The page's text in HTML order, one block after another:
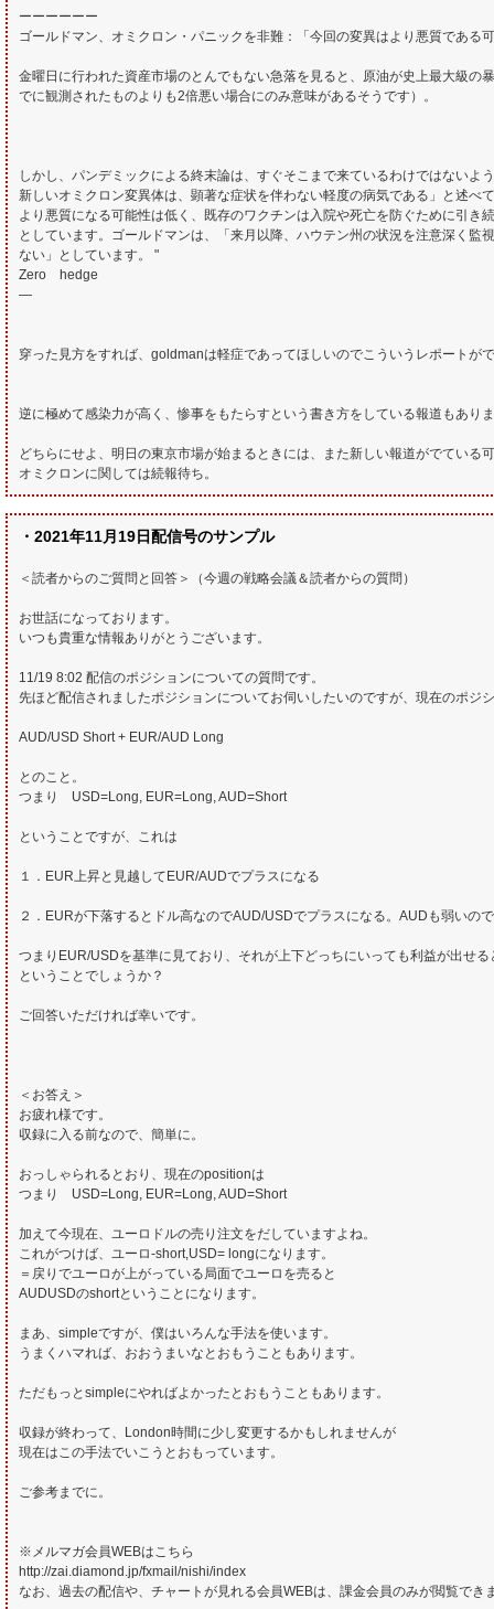
ーーーーーー
ゴールドマン、オミクロン・パニックを非難：「今回の変異はより悪質である
金曜日に行われた資産市場のとんでもない急落を見ると、原油が史上最大級
でに観測されたものよりも2倍悪い場合にのみ意味があるそうです）。
しかし、パンデミックによる終末論は、すぐそこまで来ているわけではない
新しいオミクロン変異体は、顕著な症状を伴わない軽度の病気である」と述
より悪質になる可能性は低く、既存のワクチンは入院や死亡を防ぐために引
としています。ゴールドマンは、「来月以降、ハウテン州の状況を注意深く
ない」としています。 "
Zero hedge
—
穿った見方をすれば、goldmanは軽症であってほしいのでこういうレポート
逆に極めて感染力が高く、惨事をもたらすという書き方をしている報道もあり
どちらにせよ、明日の東京市場が始まるときには、また新しい報道がでている
オミクロンに関しては続報待ち。
・2021年11月19日配信号のサンプル
＜読者からのご質問と回答＞（今週の戦略会議＆読者からの質問）
お世話になっております。
いつも貴重な情報ありがとうございます。
11/19 8:02 配信のポジションについての質問です。
先ほど配信されましたポジションについてお伺いしたいのですが、現在のポジ
AUD/USD Short + EUR/AUD Long
とのこと。
つまり USD=Long, EUR=Long, AUD=Short
ということですが、これは
１．EUR上昇と見越してEUR/AUDでプラスになる
２．EURが下落するとドル高なのでAUD/USDでプラスになる。AUDも弱いの
つまりEUR/USDを基準に見ており、それが上下どっちにいっても利益が出せる
ということでしょうか？
ご回答いただければ幸いです。
＜お答え＞
お疲れ様です。
収録に入る前なので、簡単に。
おっしゃられるとおり、現在のpositionは
つまり USD=Long, EUR=Long, AUD=Short
加えて今現在、ユーロドルの売り注文をだしていますよね。
これがつけば、ユーロ-short,USD= longになります。
＝戻りでユーロが上がっている局面でユーロを売ると
AUDUSDのshortということになります。
まあ、simpleですが、僕はいろんな手法を使います。
うまくハマれば、おおうまいなとおもうこともあります。
ただもっとsimpleにやればよかったとおもうこともあります。
収録が終わって、London時間に少し変更するかもしれませんが
現在はこの手法でいこうとおもっています。
ご参考までに。
※メルマガ会員WEBはこちら
http://zai.diamond.jp/fxmail/nishi/index
なお、過去の配信や、チャートが見れる会員WEBは、課金会員のみが閲覧でき